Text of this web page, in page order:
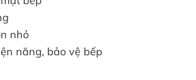
nhỏ
năng, bảo vệ bếp